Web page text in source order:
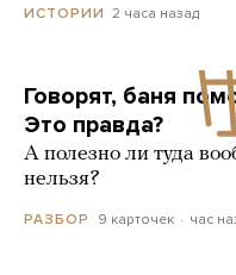
ИСТОРИИ 2 часа назад
Говорят, баня
Это правда?
А полезно ли туда
нельзя?
РАЗБОР 9 карточек час